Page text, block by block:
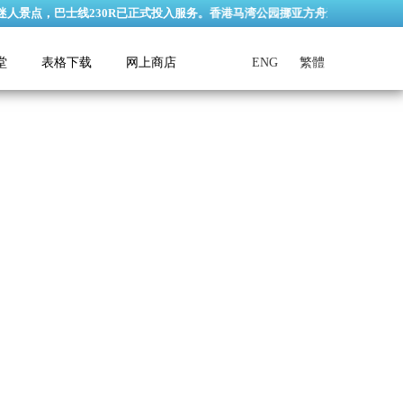
士线230R已正式投入服务。香港马湾公园挪亚方舟逢星期三休园 (公众假
表格下载 网上商店 ENG 繁體